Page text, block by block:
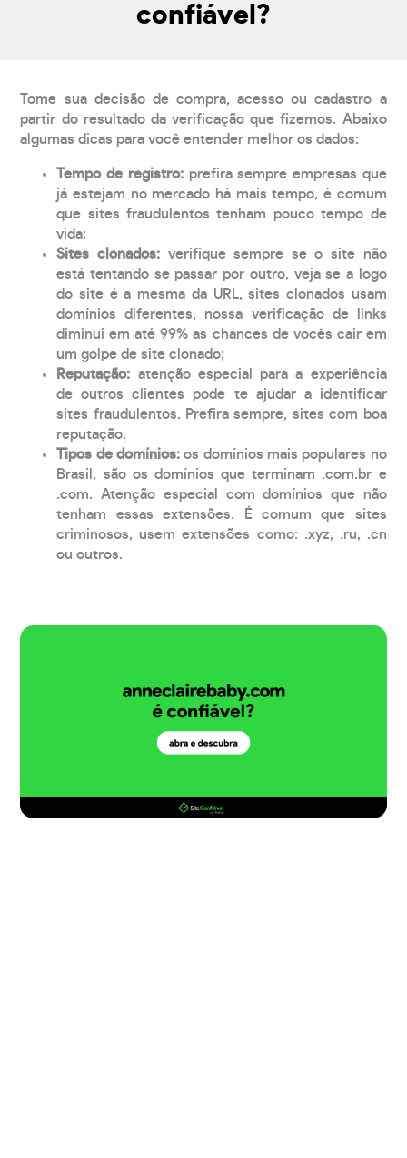
confiável?
Tome sua decisão de compra, acesso ou cadastro a
partir do resultado da verificação que fizemos. Abaixo
algumas dicas para você entender melhor os dados:
Tempo de registro: prefira sempre empresas que
já estejam no mercado há mais tempo, é comum
que sites fraudulentos tenham pouco tempo de
vida;
Sites clonados: verifique sempre se o site não
está tentando se passar por outro, veja se a logo
do site é a mesma da URL, sites clonados usam
domínios diferentes, nossa verificação de links
diminui em até 99% as chances de vocês cair em
um golpe de site clonado;
Reputação: atenção especial para a experiência
de outros clientes pode te ajudar a identificar
sites fraudulentos. Prefira sempre, sites com boa
reputação.
Tipos de domínios:os domínios mais populares no
Brasil, são os domínios que terminam .com.br e
.com. Atenção especial com domínios que não
tenham essas extensões. É comum que sites
criminosos, usem extensões como: .xyz, .ru, .cn
ou outros.